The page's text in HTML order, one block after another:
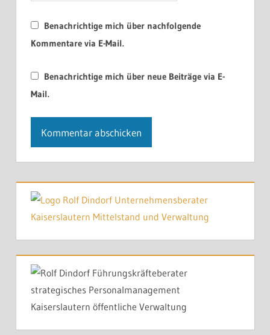
Benachrichtige mich über nachfolgende
Kommentare via E-Mail.
Benachrichtige mich über neue Beiträge via E-
Mail.